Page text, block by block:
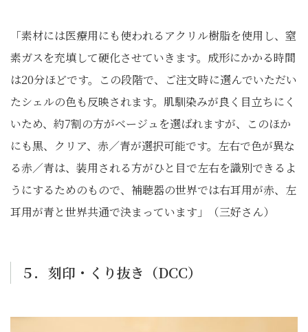
「素材には医療用にも使われるアクリル樹脂を使用し、窒
素ガスを充填して硬化させていきます。成形にかかる時間
は20分ほどです。この段階で、ご注文時に選んでいただい
たシェルの色も反映されます。肌馴染みが良く目立ちにく
いため、約7割の方がベージュを選ばれますが、このほか
にも黒、クリア、赤／青が選択可能です。左右で色が異な
る赤／青は、装用される方がひと目で左右を識別できるよ
うにするためのもので、補聴器の世界では右耳用が赤、左
耳用が青と世界共通で決まっています」（三好さん）
５．刻印・くり抜き（DCC）